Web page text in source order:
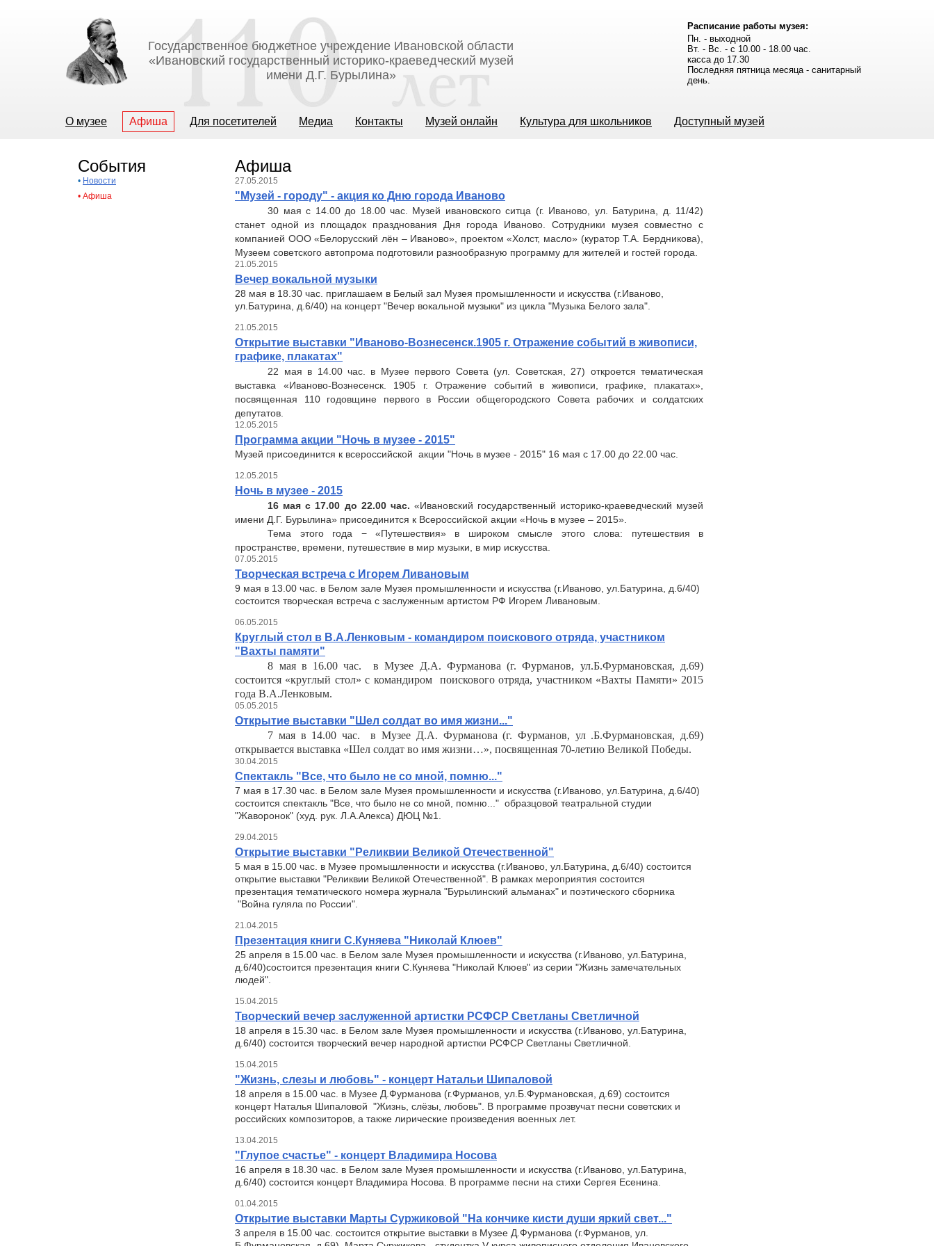
Государственное бюджетное учреждение Ивановской области
«Ивановский государственный историко-краеведческий музей
имени Д.Г. Бурылина»
Расписание работы музея:
Пн. - выходной
Вт. - Вс. - с 10.00 - 18.00 час.
касса до 17.30
Последняя пятница месяца - санитарный
день.
О музее Афиша Для посетителей Медиа Контакты Музей онлайн Культура для школьников Доступный музей
События
• Новости
• Афиша
Афиша
27.05.2015
"Музей - городу" - акция ко Дню города Иваново
30 мая с 14.00 до 18.00 час. Музей ивановского ситца (г. Иваново, ул. Батурина, д. 11/42)
станет одной из площадок празднования Дня города Иваново. Сотрудники музея совместно с
компанией ООО «Белорусский лён – Иваново», проектом «Холст, масло» (куратор Т.А. Бердникова),
Музеем советского автопрома подготовили разнообразную программу для жителей и гостей города.
21.05.2015
Вечер вокальной музыки
28 мая в 18.30 час. приглашаем в Белый зал Музея промышленности и искусства (г.Иваново,
ул.Батурина, д.6/40) на концерт "Вечер вокальной музыки" из цикла "Музыка Белого зала".
21.05.2015
Открытие выставки "Иваново-Вознесенск.1905 г. Отражение событий в живописи,
графике, плакатах"
22 мая в 14.00 час. в Музее первого Совета (ул. Советская, 27) откроется тематическая
выставка «Иваново-Вознесенск. 1905 г. Отражение событий в живописи, графике, плакатах»,
посвященная 110 годовщине первого в России общегородского Совета рабочих и солдатских
депутатов.
12.05.2015
Программа акции "Ночь в музее - 2015"
Музей присоединится к всероссийской акции "Ночь в музее - 2015" 16 мая с 17.00 до 22.00 час.
12.05.2015
Ночь в музее - 2015
16 мая с 17.00 до 22.00 час. «Ивановский государственный историко-краеведческий музей
имени Д.Г. Бурылина» присоединится к Всероссийской акции «Ночь в музее – 2015».
Тема этого года − «Путешествия» в широком смысле этого слова: путешествия в
пространстве, времени, путешествие в мир музыки, в мир искусства.
07.05.2015
Творческая встреча с Игорем Ливановым
9 мая в 13.00 час. в Белом зале Музея промышленности и искусства (г.Иваново, ул.Батурина, д.6/40)
состоится творческая встреча с заслуженным артистом РФ Игорем Ливановым.
06.05.2015
Круглый стол в В.А.Ленковым - командиром поискового отряда, участником
"Вахты памяти"
8 мая в 16.00 час. в Музее Д.А. Фурманова (г. Фурманов, ул.Б.Фурмановская, д.69)
состоится «круглый стол» с командиром поискового отряда, участником «Вахты Памяти» 2015
года В.А.Ленковым.
05.05.2015
Открытие выставки "Шел солдат во имя жизни..."
7 мая в 14.00 час. в Музее Д.А. Фурманова (г. Фурманов, ул .Б.Фурмановская, д.69)
открывается выставка «Шел солдат во имя жизни…», посвященная 70-летию Великой Победы.
30.04.2015
Спектакль "Все, что было не со мной, помню..."
7 мая в 17.30 час. в Белом зале Музея промышленности и искусства (г.Иваново, ул.Батурина, д.6/40)
состоится спектакль "Все, что было не со мной, помню..." образцовой театральной студии
"Жаворонок" (худ. рук. Л.А.Алекса) ДЮЦ №1.
29.04.2015
Открытие выставки "Реликвии Великой Отечественной"
5 мая в 15.00 час. в Музее промышленности и искусства (г.Иваново, ул.Батурина, д.6/40) состоится
открытие выставки "Реликвии Великой Отечественной". В рамках мероприятия состоится
презентация тематического номера журнала "Бурылинский альманах" и поэтического сборника
"Война гуляла по России".
21.04.2015
Презентация книги С.Куняева "Николай Клюев"
25 апреля в 15.00 час. в Белом зале Музея промышленности и искусства (г.Иваново, ул.Батурина,
д.6/40)состоится презентация книги С.Куняева "Николай Клюев" из серии "Жизнь замечательных
людей".
15.04.2015
Творческий вечер заслуженной артистки РСФСР Светланы Светличной
18 апреля в 15.30 час. в Белом зале Музея промышленности и искусства (г.Иваново, ул.Батурина,
д.6/40) состоится творческий вечер народной артистки РСФСР Светланы Светличной.
15.04.2015
"Жизнь, слезы и любовь" - концерт Натальи Шипаловой
18 апреля в 15.00 час. в Музее Д.Фурманова (г.Фурманов, ул.Б.Фурмановская, д.69) состоится
концерт Наталья Шипаловой "Жизнь, слёзы, любовь". В программе прозвучат песни советских и
российских композиторов, а также лирические произведения военных лет.
13.04.2015
"Глупое счастье" - концерт Владимира Носова
16 апреля в 18.30 час. в Белом зале Музея промышленности и искусства (г.Иваново, ул.Батурина,
д.6/40) состоится концерт Владимира Носова. В программе песни на стихи Сергея Есенина.
01.04.2015
Открытие выставки Марты Суржиковой "На кончике кисти души яркий свет..."
3 апреля в 15.00 час. состоится открытие выставки в Музее Д.Фурманова (г.Фурманов, ул.